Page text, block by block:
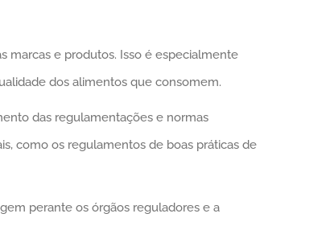
marcas e produtos. Isso é especialmente
dos alimentos que consomem.
das regulamentações e normas
como os regulamentos de boas práticas de
perante os órgãos reguladores e a